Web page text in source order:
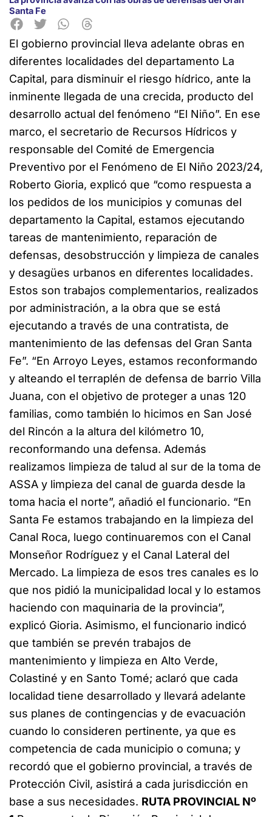
Santa Fe
El gobierno provincial lleva adelante obras en
diferentes localidades del departamento La
Capital, para disminuir el riesgo hídrico, ante la
inminente llegada de una crecida, producto del
desarrollo actual del fenómeno “El Niño”. En ese
marco, el secretario de Recursos Hídricos y
responsable del Comité de Emergencia
Preventivo por el Fenómeno de El Niño 2023/24,
Roberto Gioria, explicó que “como respuesta a
los pedidos de los municipios y comunas del
departamento la Capital, estamos ejecutando
tareas de mantenimiento, reparación de
defensas, desobstrucción y limpieza de canales
y desagües urbanos en diferentes localidades.
Estos son trabajos complementarios, realizados
por administración, a la obra que se está
ejecutando a través de una contratista, de
mantenimiento de las defensas del Gran Santa
Fe”. “En Arroyo Leyes, estamos reconformando
y alteando el terraplén de defensa de barrio Villa
Juana, con el objetivo de proteger a unas 120
familias, como también lo hicimos en San José
del Rincón a la altura del kilómetro 10,
reconformando una defensa. Además
realizamos limpieza de talud al sur de la toma de
ASSA y limpieza del canal de guarda desde la
toma hacia el norte”, añadió el funcionario. “En
Santa Fe estamos trabajando en la limpieza del
Canal Roca, luego continuaremos con el Canal
Monseñor Rodríguez y el Canal Lateral del
Mercado. La limpieza de esos tres canales es lo
que nos pidió la municipalidad local y lo estamos
haciendo con maquinaria de la provincia”,
explicó Gioria. Asimismo, el funcionario indicó
que también se prevén trabajos de
mantenimiento y limpieza en Alto Verde,
Colastiné y en Santo Tomé; aclaró que cada
localidad tiene desarrollado y llevará adelante
sus planes de contingencias y de evacuación
cuando lo consideren pertinente, ya que es
competencia de cada municipio o comuna; y
recordó que el gobierno provincial, a través de
Protección Civil, asistirá a cada jurisdicción en
base a sus necesidades. RUTA PROVINCIAL Nº